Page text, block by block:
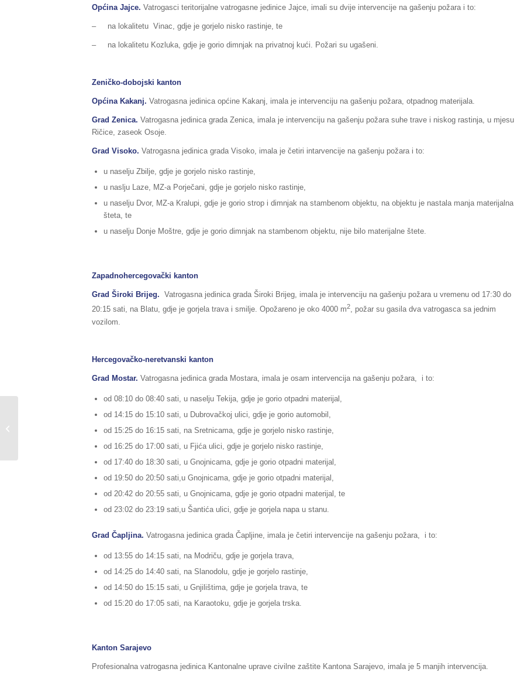
Općina Jajce. Vatrogasci teritorijalne vatrogasne jedinice Jajce, imali su dvije intervencije na gašenju požara i to:
– na lokalitetu Vinac, gdje je gorjelo nisko rastinje, te
– na lokalitetu Kozluka, gdje je gorio dimnjak na privatnoj kući. Požari su ugašeni.
Zeničko-dobojski kanton
Općina Kakanj. Vatrogasna jedinica općine Kakanj, imala je intervenciju na gašenju požara, otpadnog materijala.
Grad Zenica. Vatrogasna jedinica grada Zenica, imala je intervenciju na gašenju požara suhe trave i niskog rastinja, u mjesu
Ričice, zaseok Osoje.
Grad Visoko. Vatrogasna jedinica grada Visoko, imala je četiri intarvencije na gašenju požara i to:
u naselju Zbilje, gdje je gorjelo nisko rastinje,
u naslju Laze, MZ-a Porječani, gdje je gorjelo nisko rastinje,
u naselju Dvor, MZ-a Kralupi, gdje je gorio strop i dimnjak na stambenom objektu, na objektu je nastala manja materijalna
šteta, te
u naselju Donje Moštre, gdje je gorio dimnjak na stambenom objektu, nije bilo materijalne štete.
Zapadnohercegovački kanton
Grad Široki Brijeg. Vatrogasna jedinica grada Široki Brijeg, imala je intervenciju na gašenju požara u vremenu od 17:30 do
20:15 sati, na Blatu, gdje je gorjela trava i smilje. Opožareno je oko 4000 m2, požar su gasila dva vatrogasca sa jednim
vozilom.
Hercegovačko-neretvanski kanton
Grad Mostar. Vatrogasna jedinica grada Mostara, imala je osam intervencija na gašenju požara, i to:
od 08:10 do 08:40 sati, u naselju Tekija, gdje je gorio otpadni materijal,
od 14:15 do 15:10 sati, u Dubrovačkoj ulici, gdje je gorio automobil,
od 15:25 do 16:15 sati, na Sretnicama, gdje je gorjelo nisko rastinje,
od 16:25 do 17:00 sati, u Fjića ulici, gdje je gorjelo nisko rastinje,
od 17:40 do 18:30 sati, u Gnojnicama, gdje je gorio otpadni materijal,
od 19:50 do 20:50 sati,u Gnojnicama, gdje je gorio otpadni materijal,
od 20:42 do 20:55 sati, u Gnojnicama, gdje je gorio otpadni materijal, te
od 23:02 do 23:19 sati,u Šantića ulici, gdje je gorjela napa u stanu.
Grad Čapljina. Vatrogasna jedinica grada Čapljine, imala je četiri intervencije na gašenju požara, i to:
od 13:55 do 14:15 sati, na Modriču, gdje je gorjela trava,
od 14:25 do 14:40 sati, na Slanodolu, gdje je gorjelo rastinje,
od 14:50 do 15:15 sati, u Gnjilištima, gdje je gorjela trava, te
od 15:20 do 17:05 sati, na Karaotoku, gdje je gorjela trska.
Kanton Sarajevo
Profesionalna vatrogasna jedinica Kantonalne uprave civilne zaštite Kantona Sarajevo, imala je 5 manjih intervencija.
Sažetak vanrednog izvještaja o
stanju u Federaciji BiH, za dan